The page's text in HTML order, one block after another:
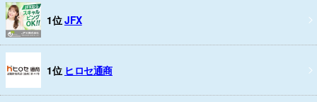
1位JFX
1位 ヒロセ通商